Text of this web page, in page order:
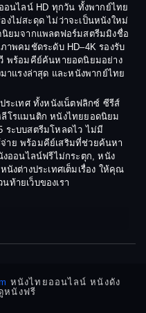
วิตวัยรุ่น
กรรม
กรรม
น
ลกร้าย
สวน
1985
1983
1981
1978
1973
1971
1969
1964
อนไลน์ HD ทุกวัน ทั้งพากย์ไทย
ไม่สะดุด ไม่ว่าจะเป็นหนังใหม่
นิยมจากแพลตฟอร์มสตรีมมิงชื่อ
าพคมชัดระดับ HD–4K รองรับ
พร้อมคีย์ค้นหายอดนิยมอย่าง
าแรงล่าสุด และหนังพากย์ไทย
ระเทศ ทั้งหนังเน็ตฟลิกซ์ ซีรีส์
ลีโรแมนติก หนังไทยยอดนิยม
ระบบสตรีมโหลดไว ไม่มี
าย พร้อมคีย์เสริมที่ช่วยค้นหา
ออนไลน์ฟรีไม่กระตุก, หนัง
งต่างประเทศเต็มเรื่อง ให้คุณ
ท้ายเว็บของเรา
หนังไทยออนไลน์ หนังดัง
หนังฟรี